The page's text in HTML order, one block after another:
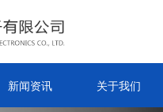
新闻资讯 关于我们